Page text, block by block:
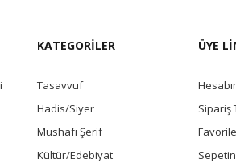
KATEGORİLER
Tasavvuf
Hadis/Siyer
Mushafı Şerif
Kültür/Edebiyat
ÜYE
Sipariş